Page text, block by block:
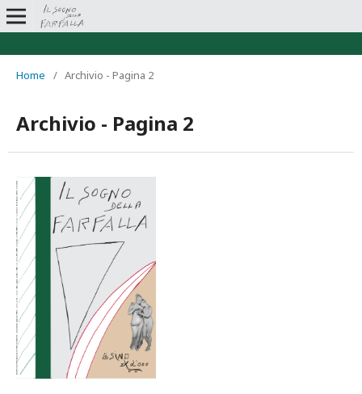
Home / Archivio - Pagina 2
Archivio - Pagina 2